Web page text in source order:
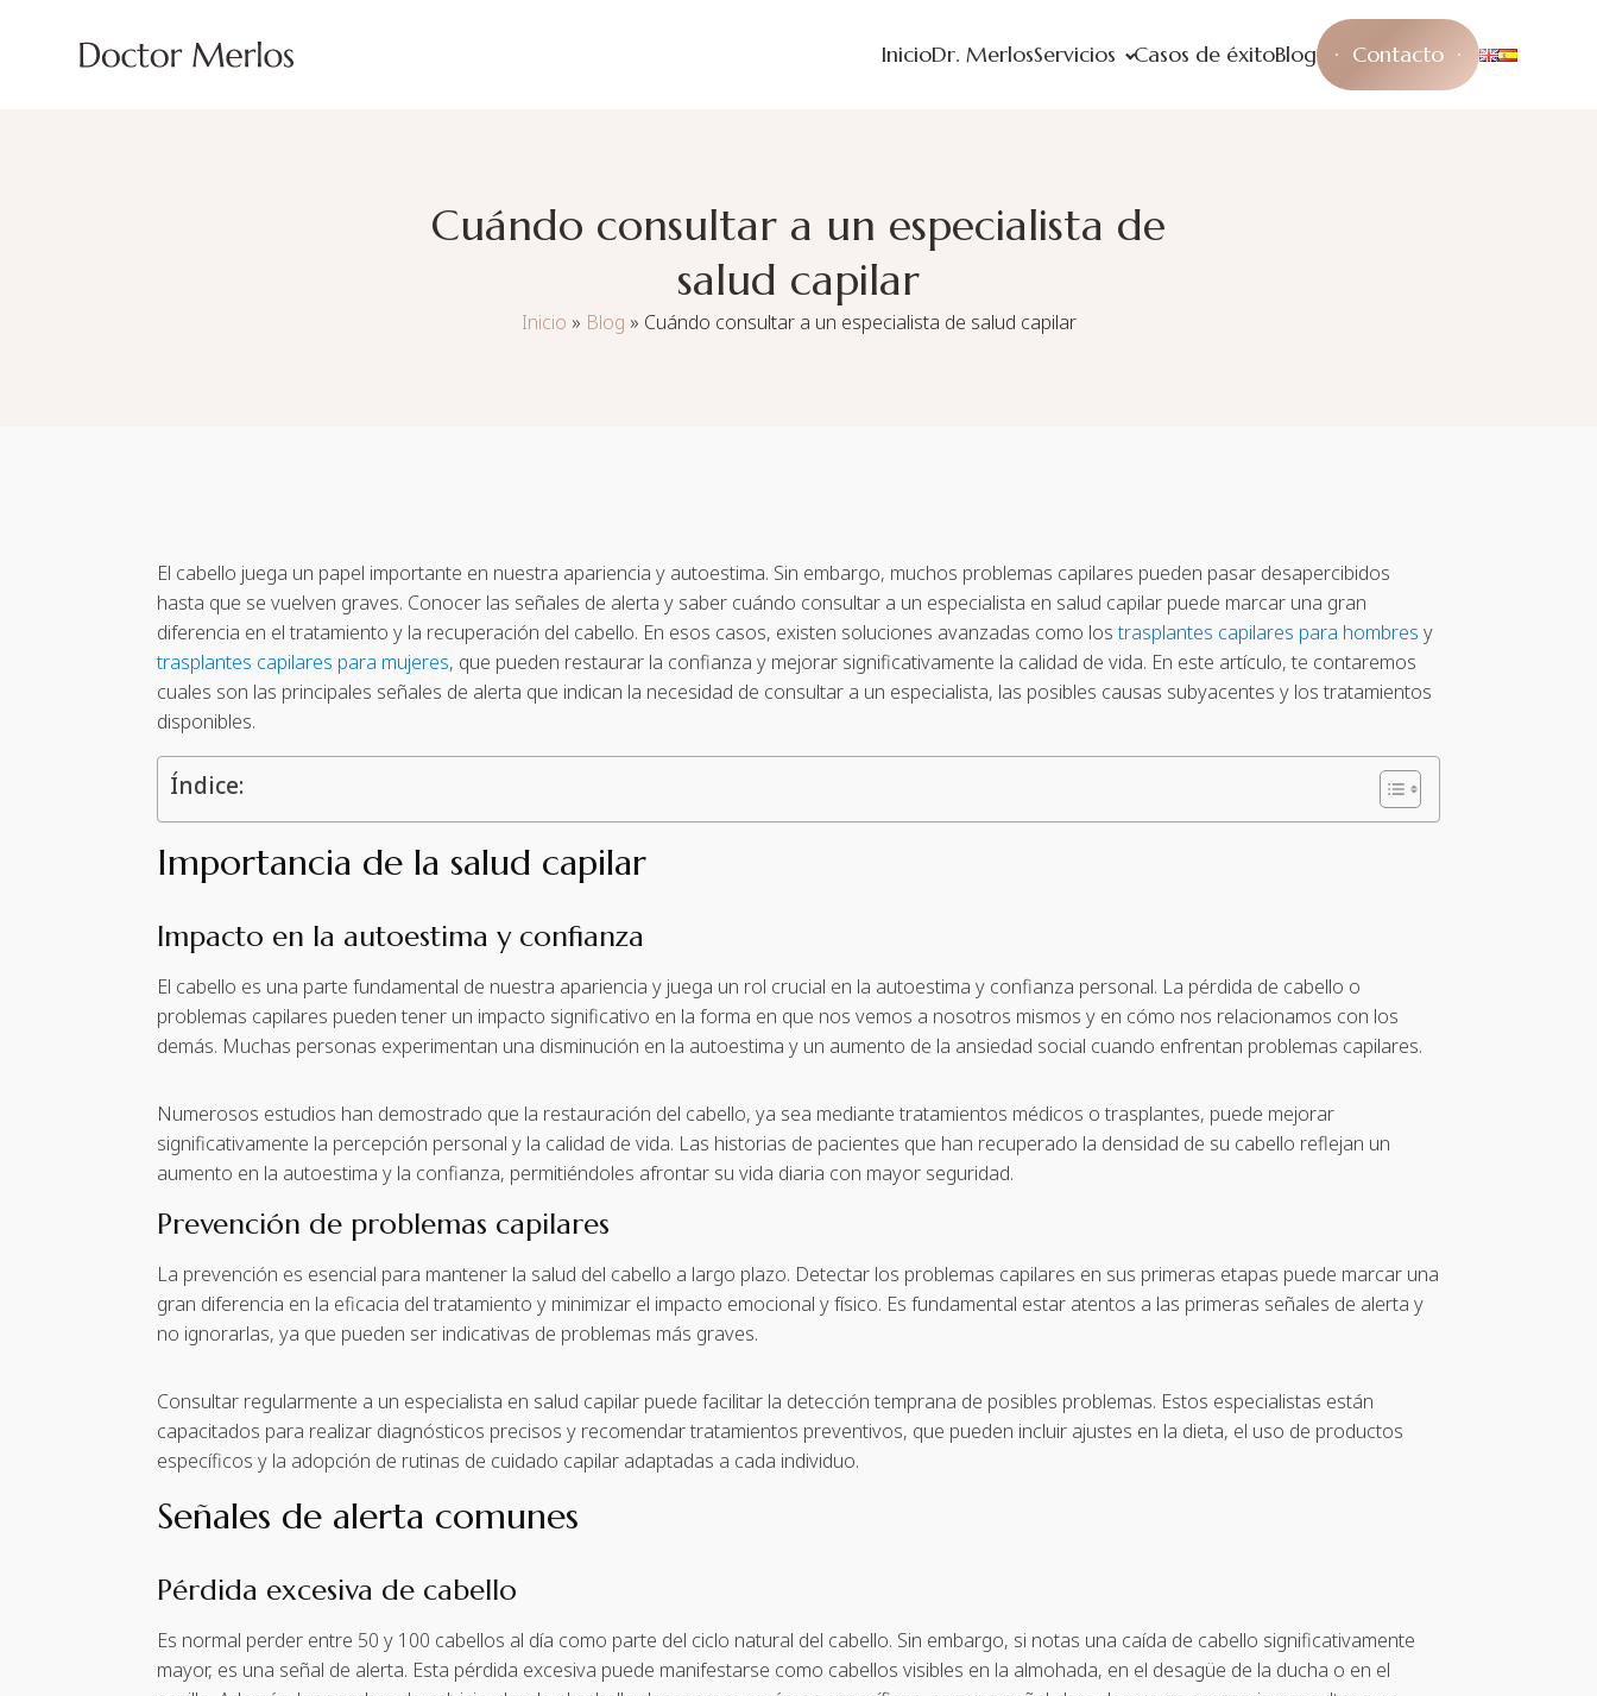
InicioDr. MerlosServicios Casos de éxitoBlog Contacto
Cuándo consultar a un especialista de
salud capilar
Inicio » Blog » Cuándo consultar a un especialista de salud capilar
El cabello juega un papel importante en nuestra apariencia y autoestima. Sin embargo, muchos problemas capilares pueden pasar desapercibidos
hasta que se vuelven graves. Conocer las señales de alerta y saber cuándo consultar a un especialista en salud capilar puede marcar una gran
diferencia en el tratamiento y la recuperación del cabello. En esos casos, existen soluciones avanzadas como lostrasplantes capilares para hombres y
trasplantes capilares para mujeres, que pueden restaurar la confianza y mejorar significativamente la calidad de vida. En este artículo, te contaremos
cuales son las principales señales de alerta que indican la necesidad de consultar a un especialista, las posibles causas subyacentes y los tratamientos
disponibles.
Índice:
Importancia de la salud capilar
Impacto en la autoestima y confianza
El cabello es una parte fundamental de nuestra apariencia y juega un rol crucial en la autoestima y confianza personal. La pérdida de cabello o
problemas capilares pueden tener un impacto significativo en la forma en que nos vemos a nosotros mismos y en cómo nos relacionamos con los
demás. Muchas personas experimentan una disminución en la autoestima y un aumento de la ansiedad social cuando enfrentan problemas capilares.
Numerosos estudios han demostrado que la restauración del cabello, ya sea mediante tratamientos médicos o trasplantes, puede mejorar
significativamente la percepción personal y la calidad de vida. Las historias de pacientes que han recuperado la densidad de su cabello reflejan un
aumento en la autoestima y la confianza, permitiéndoles afrontar su vida diaria con mayor seguridad.
Prevención de problemas capilares
La prevención es esencial para mantener la salud del cabello a largo plazo. Detectar los problemas capilares en sus primeras etapas puede marcar una
gran diferencia en la eficacia del tratamiento y minimizar el impacto emocional y físico. Es fundamental estar atentos a las primeras señales de alerta y
no ignorarlas, ya que pueden ser indicativas de problemas más graves.
Consultar regularmente a un especialista en salud capilar puede facilitar la detección temprana de posibles problemas. Estos especialistas están
capacitados para realizar diagnósticos precisos y recomendar tratamientos preventivos, que pueden incluir ajustes en la dieta, el uso de productos
específicos y la adopción de rutinas de cuidado capilar adaptadas a cada individuo.
Señales de alerta comunes
Pérdida excesiva de cabello
Es normal perder entre 50 y 100 cabellos al día como parte del ciclo natural del cabello. Sin embargo, si notas una caída de cabello significativamente
mayor, es una señal de alerta. Esta pérdida excesiva puede manifestarse como cabellos visibles en la almohada, en el desagüe de la ducha o en el